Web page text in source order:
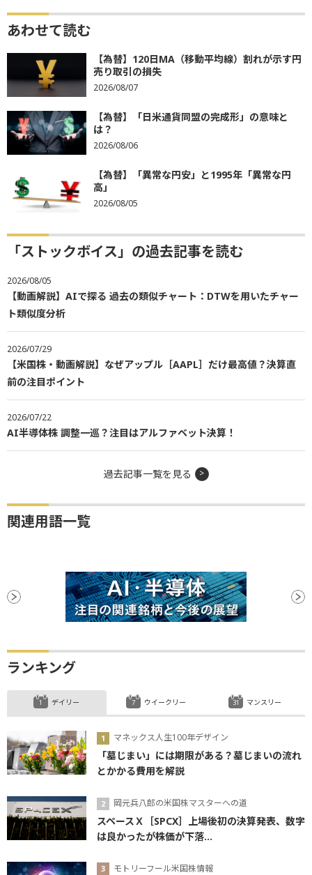
あわせて読む
【為替】120日MA（移動平均線）割れが示す円
売り取引の損失
2026/08/07
【為替】「日米通貨同盟の完成形」の意味と
は？
2026/08/06
【為替】「異常な円安」と1995年「異常な円
高」
2026/08/05
「ストックボイス」の過去記事を読む
2026/08/05
【動画解説】AIで探る 過去の類似チャート：DTWを用いたチャー
ト類似度分析
2026/07/29
【米国株・動画解説】なぜアップル［AAPL］だけ最高値？決算直
前の注目ポイント
2026/07/22
AI半導体株 調整一巡？注目はアルファベット決算！
過去記事一覧を見る
関連用語一覧
ランキング
デイリー
マネックス人生100年デザイン
「墓じまい」には期限がある？墓じまいの流れ
とかかる費用を解説
岡元兵八郎の米国株マスターへの道
スペースＸ［SPCX］上場後初の決算発表、数字
は良かったが株価が下落...
モトリーフール米国株情報
ウイークリー マンスリー